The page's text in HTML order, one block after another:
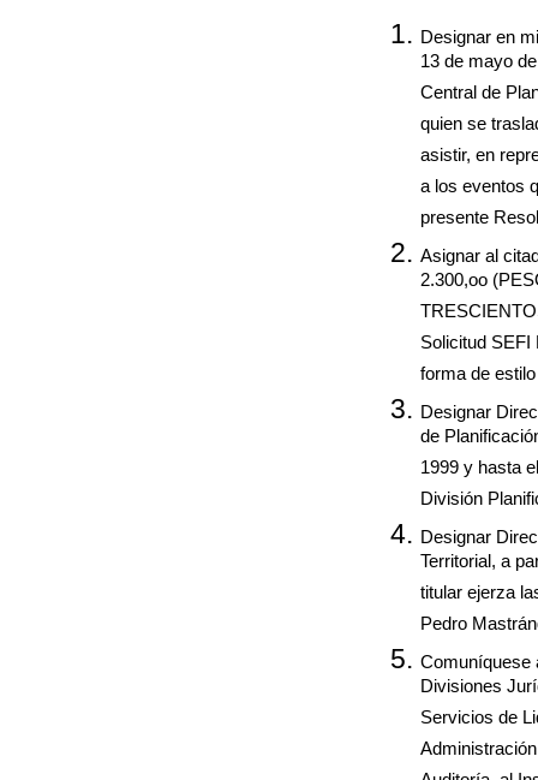
Designar en
13 de mayo
Central de
quien se
asistir, en
a los eventos
presente
Asignar al
2.300,oo
Solicitud
forma de
Designar
de
1999 y hasta
División
Designar
Territorial, a
titular ejerza
Pedro
Comuníquese
Divisiones
Servicios de